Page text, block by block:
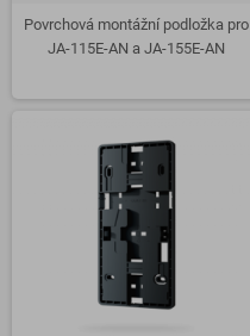
Povrchová montážní podložka pro
JA-115E-AN a JA-155E-AN